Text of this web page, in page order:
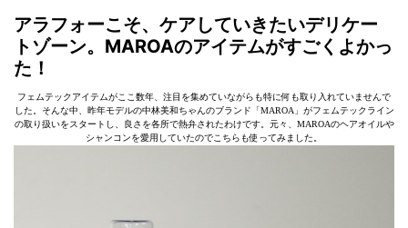
アラフォーこそ、ケアしていきたいデリケー
トゾーン。MAROAのアイテムがすごくよかっ
た！
フェムテックアイテムがここ数年、注目を集めていながらも特に何も取り入れていませんで
した。そんな中、昨年モデルの中林美和ちゃんのブランド「MAROA」がフェムテックライン
の取り扱いをスタートし、良さを各所で熱弁されたわけです。元々、MAROAのヘアオイルや
シャンコンを愛用していたのでこちらも使ってみました。